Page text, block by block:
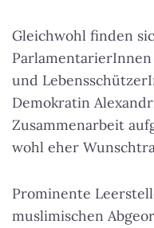
Gleichwohl finden
und
Demokratin
Zusammenarbeit
wohl eher
Prominente
muslimischen